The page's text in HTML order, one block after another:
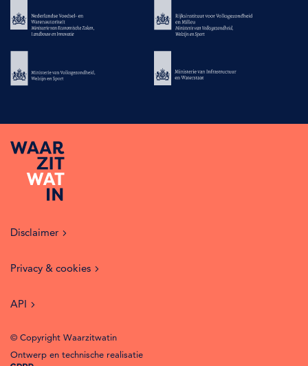
Disclaimer
Privacy & cookies
API
© Copyright Waarzitwatin
Ontwerp en technische realisatie